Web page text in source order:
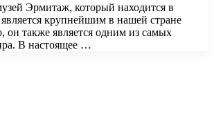
Эрмитаж, который находится в
крупнейшим в нашей стране
он также является одним из самых
В настоящее …